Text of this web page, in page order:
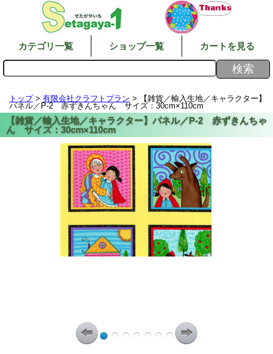
カテゴリ一覧 ショップ一覧 カートを見る
トップ> 有限会社クラフトプラン > 【雑貨／輸入生地／キャラクター】
パネル／P-2 赤ずきんちゃん サイズ：30cm×110cm